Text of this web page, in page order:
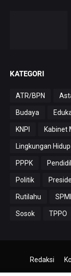
KATEGORI
ATR/BPN
Budaya
KNPI Kabinet
Lingkungan Hidup
PPPK
Politik
Rutilahu
Sosok TPPO
Redaksi